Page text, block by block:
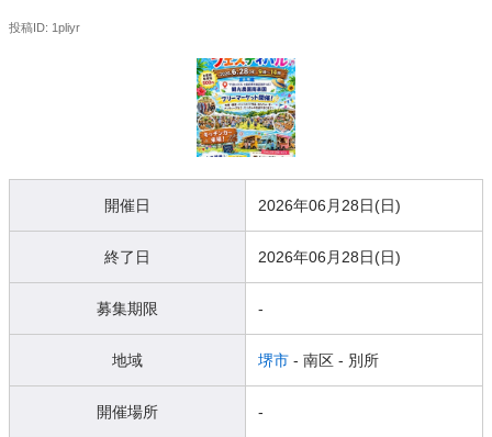
投稿ID: 1pliyr
開催日 2026年06月28日(日)
終了日 2026年06月28日(日)
募集期限 -
地域 堺市 - 南区 - 別所
開催場所 -